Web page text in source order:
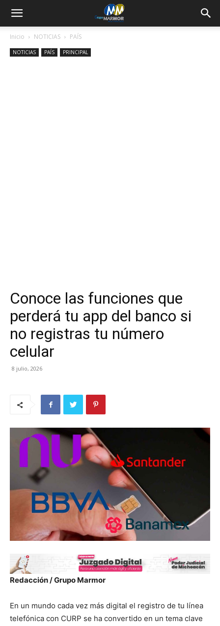
Inicio NOTICIAS PAÍS
NOTICIAS PAÍS PRINCIPAL
Conoce las funciones que
perderá tu app del banco si
no registras tu número
celular
8 julio, 2026
Redacción / Grupo Marmor
En un mundo cada vez más digital el registro de tu línea
telefónica con CURP se ha convertido en un tema clave